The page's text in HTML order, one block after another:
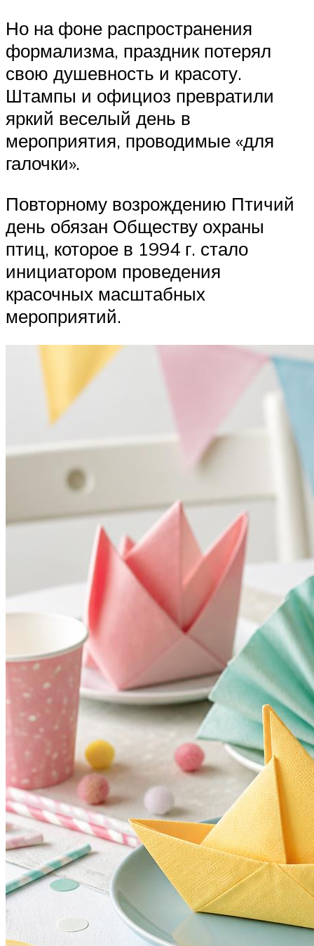
Но на фоне распространения
формализма, праздник потерял
свою душевность и красоту.
Штампы и официоз превратили
яркий веселый день в
мероприятия, проводимые «для
галочки».
Повторному возрождению Птичий
день обязан Обществу охраны
птиц, которое в 1994 г. стало
инициатором проведения
красочных масштабных
мероприятий.